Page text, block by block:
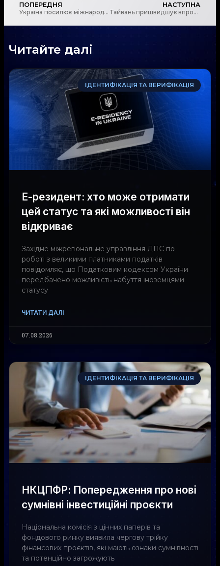
ПОПЕРЕДНЯ
Україна посилює міжнародну співпрацю для боротьби з фінансовими злочинами
НАСТУПНА
Тайвань пришвидшує впровадження AML правил для крипто бірж: нові виклики та штрафи
Читайте далі
ІДЕНТИФІКАЦІЯ ТА ВЕРИФІКАЦІЯ
Е-резидент: хто може отримати
цей статус та які можливості він
відкриває
Західне міжрегіональне управління ДПС по
роботі з великими платниками податків
повідомляє, що Податковим кодексом України
передбачено можливість набуття іноземцями
статусу
ЧИТАТИ ДАЛІ
07.08.2026
ІДЕНТИФІКАЦІЯ ТА ВЕРИФІКАЦІЯ
НКЦПФР: Попередження про нові
сумнівні інвестиційні проєкти
Національна комісія з цінних паперів та
фондового ринку виявила чергову трійку
фінансових проєктів, які мають ознаки сумнівності
та потенційно загрожують